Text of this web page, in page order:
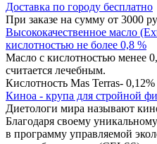
Доставка по городу бесплатно
При заказе на сумму от 3000
Высококачественное масло
кислотностью не более 0,8 %
Масло с кислотностью менее
считается лечебным.
Кислотность Mas Terras- 0,12%
Киноа - крупа для стройной
Диетологи мира называют
Благодаря своему
в программу управляемой